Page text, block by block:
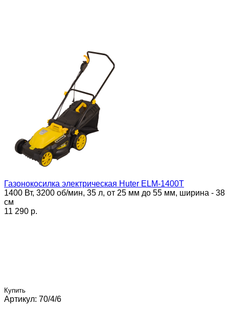
Газонокосилка электрическая Huter ELM-1400T
1400 Вт, 3200 об/мин, 35 л, от 25 мм до 55 мм, ширина - 38
см
11 290 p.
Купить
Артикул: 70/4/6